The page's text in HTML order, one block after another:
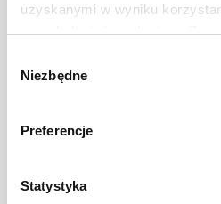
uzyskanymi w wyniku
przeglądania innych stron.
umożliwia ustawienie swoich
stronie. Administratorem
Batalionu Platerówek 3, 03-308
znajduje się w Polityce
zgody
Niezbędne
Preferencje
Statystyka